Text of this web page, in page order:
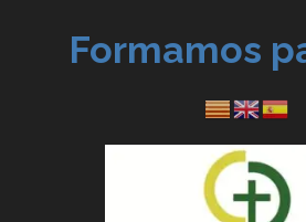
Formamos